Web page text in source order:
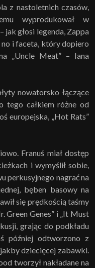
z nastoletnich czasów,
wyprodukował w
jak głosi legenda, Zappa
no i faceta, który dopiero
„Uncle Meat” – Iana
nowatorsko łączące
tego całkiem różne od
europejska, „Hot Rats”
Franuś miał dostęp
i wymyślił sobie,
perkusyjnego nagrać na
bęben basowy na
się prędkością taśmy
Green Genes” i „It Must
grając do podkładu
później odtworzono z
dziecięcej zabawki.
tworzył nakładane na